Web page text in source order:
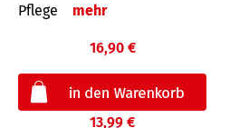
Pflege
mehr
16,90 €
13,99 €